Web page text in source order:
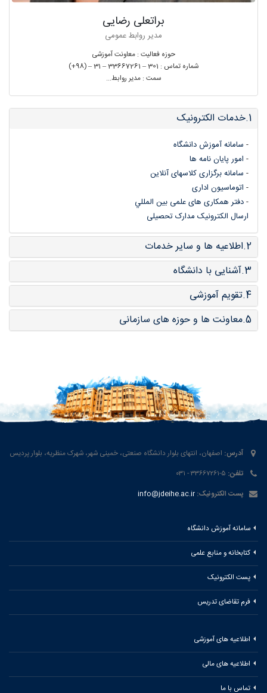
براتعلی رضایی
مدیر روابط عمومی
حوزه فعالیت : معاونت آموزشی
شماره تماس : 301 – 33667261 – 31 – (98+)
سمت : مدیر روابط...
1.خدمات الکترونیک
- سامانه آموزش دانشگاه
- امور پایان نامه ها
- سامانه برگزاری کلاسهای آنلاین
- اتوماسیون اداری
-دفتر همکاری های علمی بین المللي
ارسال الکترونیک مدارک تحصیلی
2.اطلاعیه ها و سایر خدمات
3.آشنایی با دانشگاه
4.تقویم آموزشی
5.معاونت ها و حوزه های سازمانی
آدرس: اصفهان، انتهای بلوار دانشگاه صنعتی، خمینی شهر، شهرک منظریه، بلوار پردیس
تلفن: ۵-۳۳۶۶۷۲۶۱ - ۰۳۱
پست الکترونیک: info@jdeihe.ac.ir
سامانه آموزش دانشگاه
کتابخانه و منابع علمی
پست الکترونیک
فرم تقاضای تدریس
اطلاعیه های آموزشی
اطلاعیه های مالی
تماس با ما